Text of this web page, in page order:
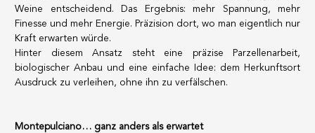
Genève
Route de Florissant
Satigny
5, rue des Sablières
VINOTHEK.CH ENTDECKENDAS VINOTHEK-HAUS
Weine entscheidend. Das Ergebnis: mehr Spannung, mehr
Finesse und mehr Energie. Präzision dort, wo man eigentlich nur
Kraft erwarten würde.
Hinter diesem Ansatz steht eine präzise Parzellenarbeit,
biologischer Anbau und eine einfache Idee: dem Herkunftsort
Ausdruck zu verleihen, ohne ihn zu verfälschen.
Montepulciano… ganz anders als erwartet